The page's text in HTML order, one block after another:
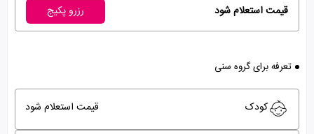
قیمت استعلام شود رزرو پکیج
تعرفه برای گروه سنی
کودک قیمت استعلام شود